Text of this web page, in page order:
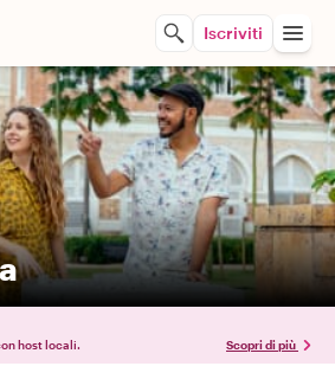
Iscriviti
host locali. Scopri di più